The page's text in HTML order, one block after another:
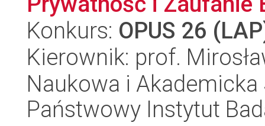
Konkurs: OPUS 26
Kierownik: prof.
Naukowa i
Państwowy Instytut